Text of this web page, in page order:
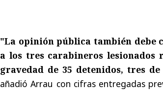
"La opinión pública también debe
a los tres carabineros
gravedad de 35 detenidos, tres
añadió Arrau con cifras entregadas